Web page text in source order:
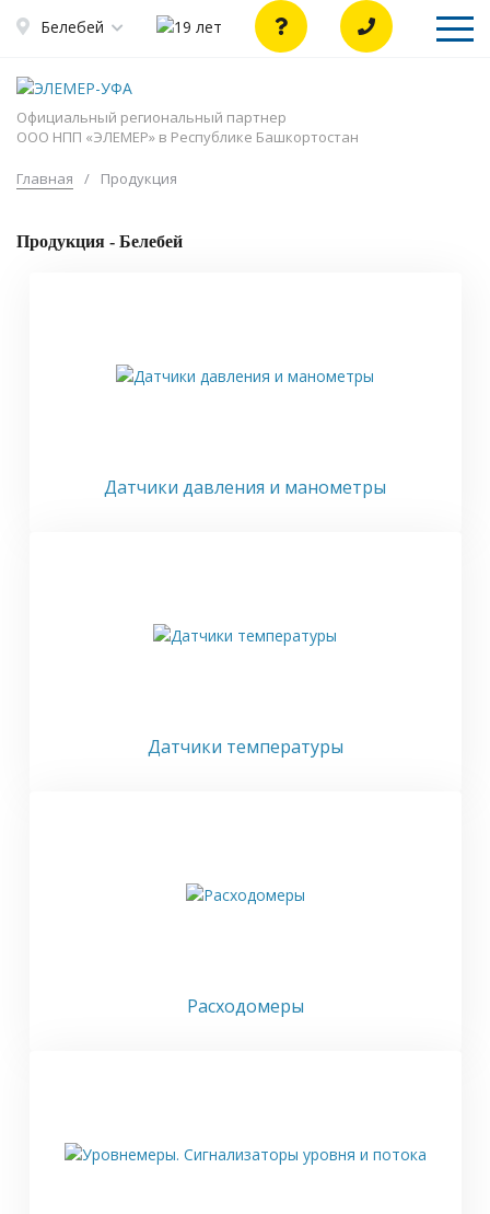
Белебей
Официальный региональный партнер
ООО НПП «ЭЛЕМЕР» в Республике Башкортостан
Главная / Продукция
Продукция - Белебей
Датчики давления и манометры
Датчики температуры
Расходомеры